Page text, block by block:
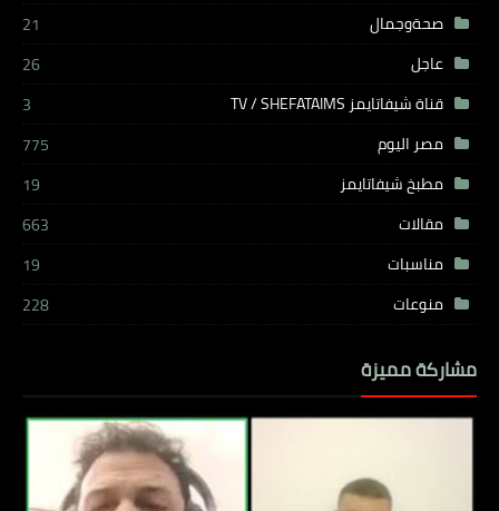
صحةوجمال
21
عاجل
26
قناة شيفاتايمز TV / SHEFATAIMS
3
مصر اليوم
775
مطبخ شيفاتايمز
19
مقالات
663
مناسبات
19
منوعات
228
مشاركة مميزة